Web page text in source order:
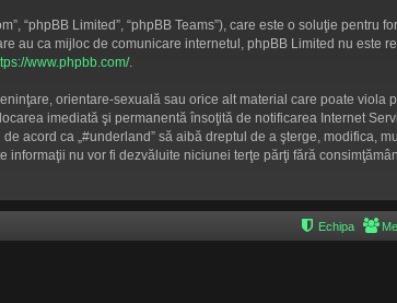
“phpBB Limited”, “phpBB Teams”), care este o soluţie pentru
au ca mijloc de comunicare internetul, phpBB Limited nu este
www.phpbb.com/.
orientare-sexuală sau orice alt material care poate
imediată şi permanentă însoţită de notificarea Internet
acord ca „#underland” să aibă dreptul de a şterge, modifica,
nu vor fi dezvăluite niciunei terţe părţi fără
Echipa